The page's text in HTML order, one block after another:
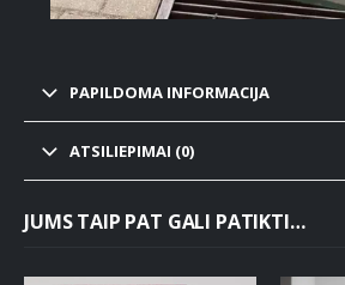
PAPILDOMA INFORMACIJA
ATSILIEPIMAI (0)
JUMS TAIP PAT GALI PATIKTI…